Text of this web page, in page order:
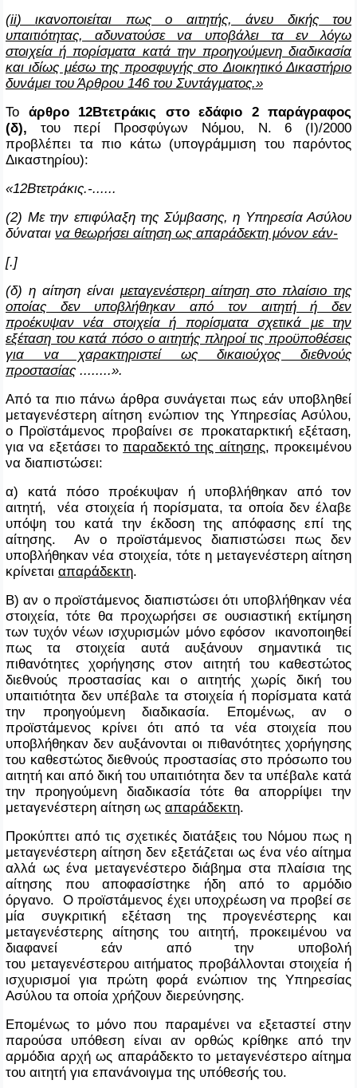
(ii)ικανοποιείται πως ο αιτητής, άνευ δικής του
υπαιτιότητας, αδυνατούσε να υποβάλει τα εν λόγω
στοιχεία ή πορίσματα κατά την προηγούμενη διαδικασία
και ιδίως μέσω της προσφυγής στο Διοικητικό Δικαστήριο
δυνάμει του Άρθρου 146 του Συντάγματος.»
Το άρθρο 12Βτετράκις
στο εδάφιο 2 παράγραφος
(δ), του περί Προσφύγων Νόμου, Ν. 6 (Ι)/2000
προβλέπει τα πιο κάτω (υπογράμμιση του παρόντος
Δικαστηρίου):
«12Βτετράκις.-......
(2) Με την επιφύλαξη της Σύμβασης, η Υπηρεσία Ασύλου
δύναται να θεωρήσει αίτηση ως απαράδεκτη μόνον εάν-
[.]
(δ) η αίτηση είναι μεταγενέστερη αίτηση στο πλαίσιο της
οποίας δεν υποβλήθηκαν από τον αιτητή ή δεν
προέκυψαν νέα στοιχεία ή πορίσματα σχετικά με την
εξέταση του κατά πόσο ο αιτητής πληροί τις προϋποθέσεις
για να χαρακτηριστεί ως δικαιούχος διεθνούς
προστασίας ........».
Από τα πιο πάνω άρθρα συνάγεται πως εάν υποβληθεί
μεταγενέστερη αίτηση ενώπιον της Υπηρεσίας Ασύλου,
ο Προϊστάμενος προβαίνει σε προκαταρκτική εξέταση,
για να εξετάσει τοπαραδεκτό της αίτησης, προκειμένου
να διαπιστώσει:
α) κατά πόσο προέκυψαν ή υποβλήθηκαν από τον
αιτητή, νέα στοιχεία ή πορίσματα, τα οποία δεν έλαβε
υπόψη του κατά την έκδοση της απόφασης επί της
αίτησης. Αν ο προϊστάμενος διαπιστώσει πως δεν
υποβλήθηκαν νέα στοιχεία, τότε η μεταγενέστερη αίτηση
κρίνεται απαράδεκτη.
Β) αν ο προϊστάμενος διαπιστώσει ότι υποβλήθηκαν νέα
στοιχεία, τότε θα προχωρήσει σε ουσιαστική εκτίμηση
των τυχόν νέων ισχυρισμών μόνο εφόσον ικανοποιηθεί
πως τα στοιχεία αυτά αυξάνουν σημαντικά τις
πιθανότητες χορήγησης στον αιτητή του καθεστώτος
διεθνούς προστασίας και ο αιτητής χωρίς δική του
υπαιτιότητα δεν υπέβαλε τα στοιχεία ή πορίσματα κατά
την προηγούμενη διαδικασία. Επομένως, αν ο
προϊστάμενος κρίνει ότι από τα νέα στοιχεία που
υποβλήθηκαν δεν αυξάνονται οι πιθανότητες χορήγησης
του καθεστώτος διεθνούς προστασίας στο πρόσωπο του
αιτητή και από δική του υπαιτιότητα δεν τα υπέβαλε κατά
την προηγούμενη διαδικασία τότε θα απορρίψει την
μεταγενέστερη αίτηση ως απαράδεκτη.
Προκύπτει από τις σχετικές διατάξεις του Νόμου πως η
μεταγενέστερη αίτηση δεν εξετάζεται ως ένα νέο αίτημα
αλλά ως ένα μεταγενέστερο διάβημα στα πλαίσια της
αίτησης που αποφασίστηκε ήδη από το αρμόδιο
όργανο. Ο προϊστάμενος έχει υποχρέωση να προβεί σε
μία συγκριτική εξέταση της προγενέστερης και
μεταγενέστερης αίτησης του αιτητή, προκειμένου να
διαφανεί εάν από την υποβολή
του μεταγενέστερου αιτήματος προβάλλονται στοιχεία ή
ισχυρισμοί για πρώτη φορά ενώπιον της Υπηρεσίας
Ασύλου τα οποία χρήζουν διερεύνησης.
Επομένως το μόνο που παραμένει να εξεταστεί στην
παρούσα υπόθεση είναι αν ορθώς κρίθηκε από την
αρμόδια αρχή ως απαράδεκτο το μεταγενέστερο αίτημα
του αιτητή για επανάνοιγμα της υπόθεσής του.